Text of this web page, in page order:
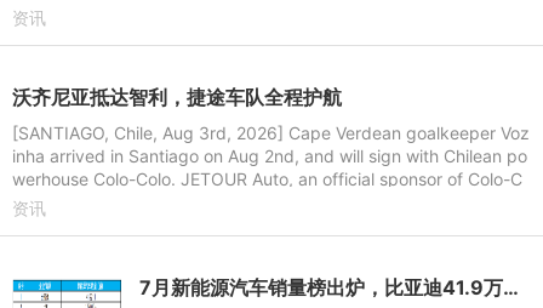
Santiago, Ch
资讯
沃齐尼亚抵达智利，捷途车队全程护航
[SANTIAGO, Chile, Aug 3rd, 2026] Cape Verdean goalkeeper Voz
inha arrived in Santiago on Aug 2nd, and will sign with Chilean po
werhouse Colo-Colo. JETOUR Auto, an official sponsor of Colo-C
olo, arrange
资讯
7月新能源汽车销量榜出炉，比亚迪41.9万辆稳居榜首